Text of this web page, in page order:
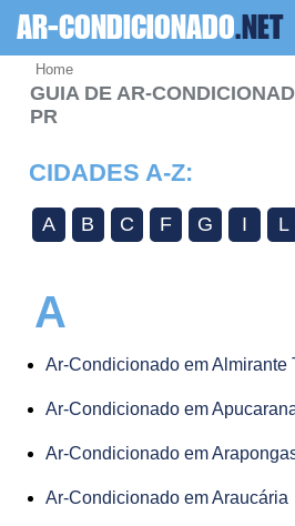
AR-CONDICIONADO.NET
Home
GUIA DE AR-
PR
CIDADES A-Z:
A B C F G I L
A
Ar-Condicionado em Almirante
Ar-Condicionado em
Ar-Condicionado em
Ar-Condicionado em Araucária